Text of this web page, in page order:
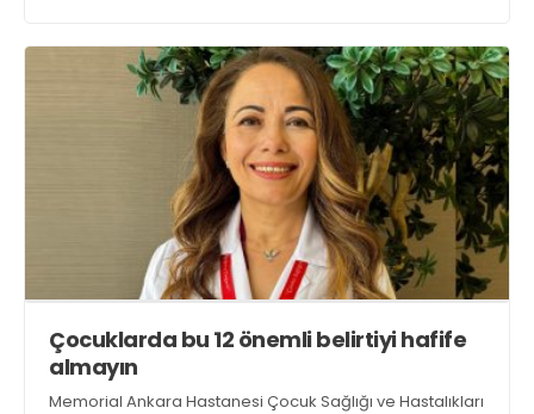
Çocuklarda bu 12 önemli belirtiyi hafife
almayın
Memorial Ankara Hastanesi Çocuk Sağlığı ve Hastalıkları